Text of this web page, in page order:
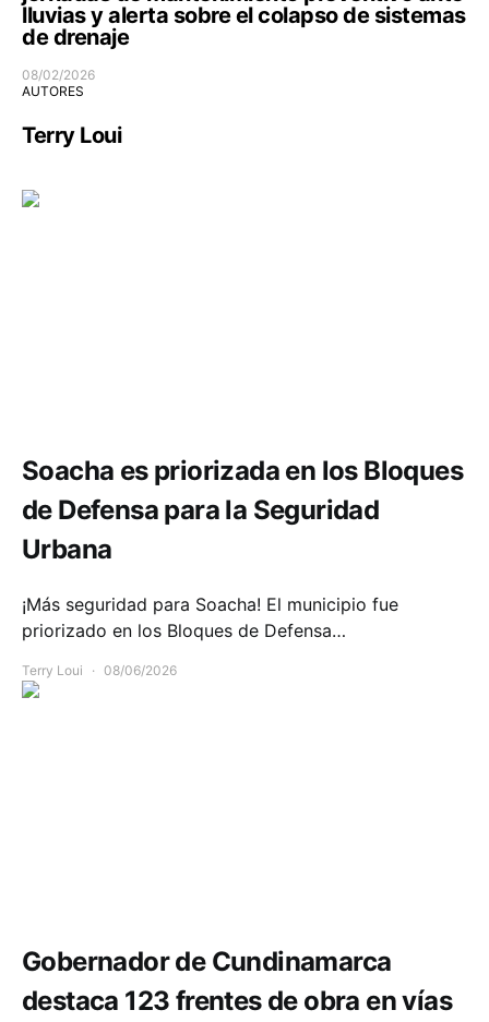
lluvias y alerta sobre el colapso de sistemas
de drenaje
08/02/2026
AUTORES
Terry Loui
Soacha es priorizada en los Bloques
de Defensa para la Seguridad
Urbana
¡Más seguridad para Soacha! El municipio fue
priorizado en los Bloques de Defensa…
Terry Loui 08/06/2026
Gobernador de Cundinamarca
destaca 123 frentes de obra en vías